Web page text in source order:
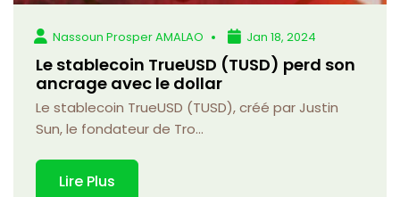
Nassoun Prosper AMALAO Jan 18, 2024
Le stablecoin TrueUSD (TUSD) perd son
ancrage avec le dollar
Le stablecoin TrueUSD (TUSD), créé par Justin
Sun, le fondateur de Tro...
Lire Plus